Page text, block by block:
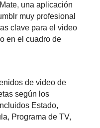
una aplicación
muy profesional
clave para el video
en el cuadro de
de video de
según los
Estado,
Programa de TV,